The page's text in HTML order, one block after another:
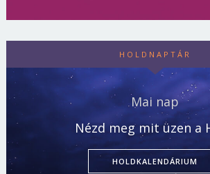
HOLDNAPTÁR
Mai nap
Nézd meg mit üzen a
HOLDKALENDÁRIUM